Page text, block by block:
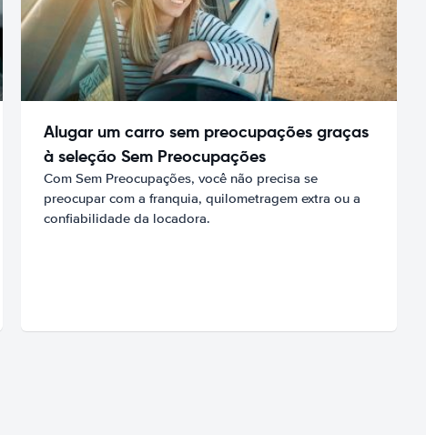
Alugar um carro sem preocupações graças
à seleção Sem Preocupações
Com Sem Preocupações, você não precisa se
preocupar com a franquia, quilometragem extra ou a
confiabilidade da locadora.